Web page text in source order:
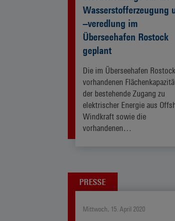
Wasserstofferzeugung
–veredlung im
Überseehafen Rostock
geplant
Die im Überseehafen Rostock
vorhandenen
der bestehende Zugang zu
elektrischer Energie aus
Windkraft sowie die
vorhandenen…
PRESSE
Mittwoch, 15. April 2020